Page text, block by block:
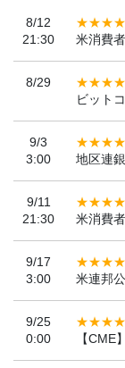
8/12
21:30
米消費
8/29
ビット
9/3
3:00
地区連
9/11
21:30
米消費
9/17
3:00
米連邦
9/25
0:00
【CME